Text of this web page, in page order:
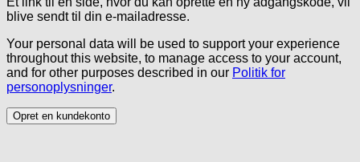
blive sendt til din e-mailadresse.
Your personal data will be used to support your experience
throughout this website, to manage access to your account,
and for other purposes described in our Politik for
personoplysninger.
Opret en kundekonto